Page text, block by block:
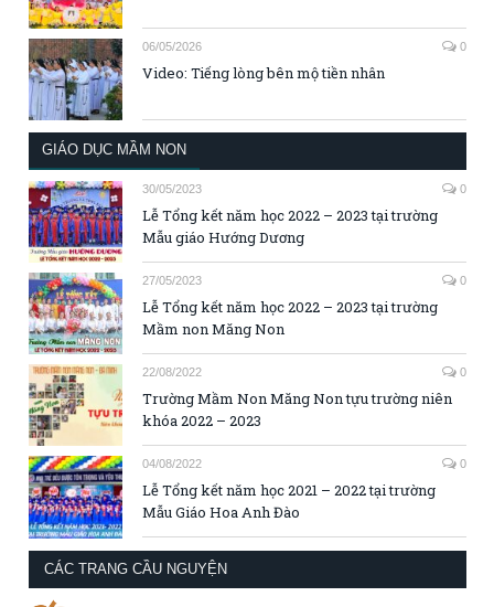
06/05/2026 0
Video: Tiếng lòng bên mộ tiền nhân
GIÁO DỤC MẦM NON
30/05/2023 0
Lễ Tổng kết năm học 2022 – 2023 tại trường
Mẫu giáo Hướng Dương
27/05/2023 0
Lễ Tổng kết năm học 2022 – 2023 tại trường
Mầm non Măng Non
22/08/2022 0
Trường Mầm Non Măng Non tựu trường niên
khóa 2022 – 2023
04/08/2022 0
Lễ Tổng kết năm học 2021 – 2022 tại trường
Mẫu Giáo Hoa Anh Đào
CÁC TRANG CẦU NGUYỆN